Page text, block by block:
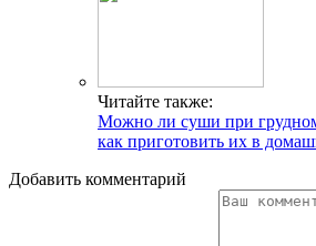
Читайте также:
Можно ли суши при
как приготовить их в
Добавить комментарий